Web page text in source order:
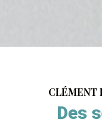
CLÉMENT
Des